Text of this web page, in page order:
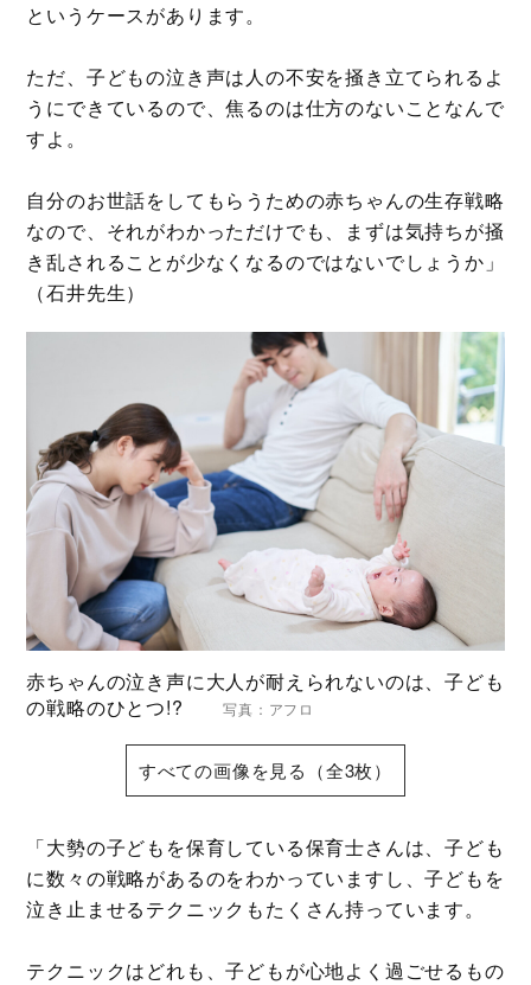
というケースがあります。
ただ、子どもの泣き声は人の不安を掻き立てられるよ
うにできているので、焦るのは仕方のないことなんで
すよ。
自分のお世話をしてもらうための赤ちゃんの生存戦略
なので、それがわかっただけでも、まずは気持ちが掻
き乱されることが少なくなるのではないでしょうか」
（石井先生）
赤ちゃんの泣き声に大人が耐えられないのは、子ども
の戦略のひとつ!?写真：アフロ
すべての画像を見る（全3枚）
「大勢の子どもを保育している保育士さんは、子ども
に数々の戦略があるのをわかっていますし、子どもを
泣き止ませるテクニックもたくさん持っています。
テクニックはどれも、子どもが心地よく過ごせるもの